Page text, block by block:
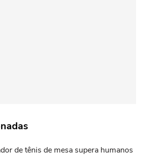
de tênis de mesa supera humanos